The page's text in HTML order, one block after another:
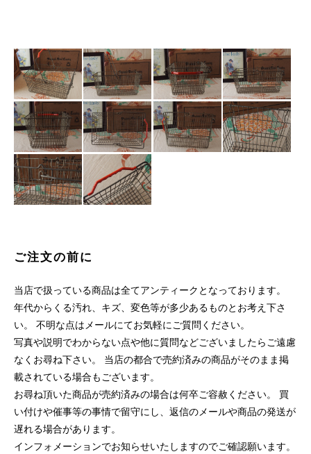
ご注文の前に
当店で扱っている商品は全てアンティークとなっております。
年代からくる汚れ、キズ、変色等が多少あるものとお考え下さ
い。 不明な点はメールにてお気軽にご質問ください。
写真や説明でわからない点や他に質問などございましたらご遠慮
なくお尋ね下さい。 当店の都合で売約済みの商品がそのまま掲
載されている場合もございます。
お尋ね頂いた商品が売約済みの場合は何卒ご容赦ください。 買
い付けや催事等の事情で留守にし、返信のメールや商品の発送が
遅れる場合があります。
インフォメーションでお知らせいたしますのでご確認願います。